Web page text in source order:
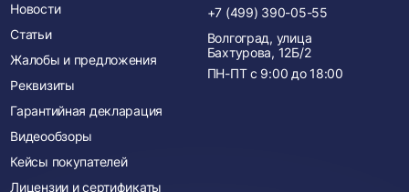
Новости
Статьи
Жалобы и предложения
Реквизиты
Гарантийная декларация
Видеообзоры
Кейсы покупателей
Лицензии и сертификаты
+7 (499) 390-05-55
Волгоград, улица
Бахтурова, 12Б/2
ПН-ПТ с 9:00 до 18:00